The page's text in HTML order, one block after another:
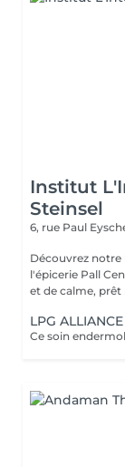
Institut
Steinsel
6, rue Paul
Découvrez notre
l'épicerie Pall
et de calme, prêt
LPG